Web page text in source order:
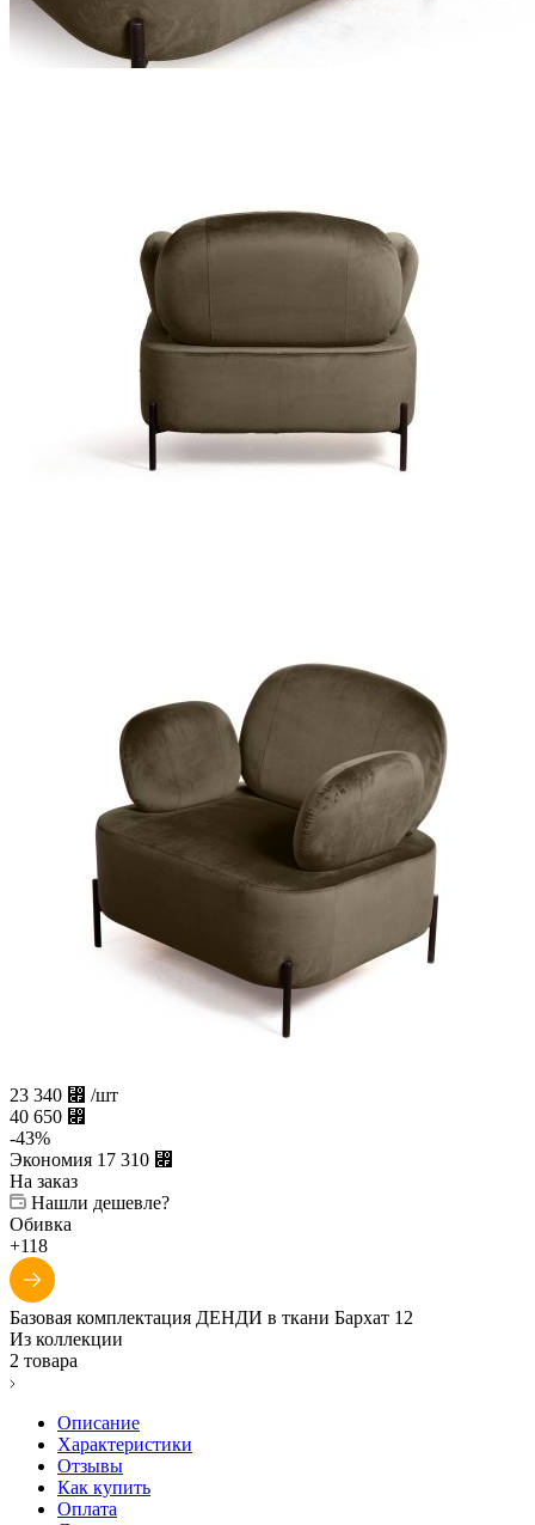
23 340 ⃏ /шт
40 650 ⃏
-43%
Экономия 17 310 ⃏
На заказ
Нашли дешевле?
Обивка
+118
Базовая комплектация ДЕНДИ в ткани Бархат 12
Из коллекции
2 товара
Описание
Характеристики
Отзывы
Как купить
Оплата